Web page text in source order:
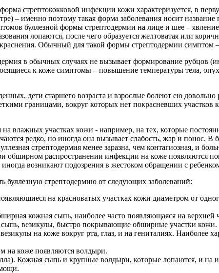
стрептококковой инфекции кожи характеризуется, в
– именно поэтому такая форма заболевания носит
буллезной формы стрептодермии на лице и шее –
лопаются, после чего образуется желтоватая или
Обычный для такой формы стрептодермии симптом
в обычных случаях не вызывает формирование рубцов
к коже симптомы – повышение температуры тела,
дети старшего возраста и взрослые болеют ею
границами, вокруг которых нет покрасневших участков
на влажных участках кожи - например, на тех, которые
редко, но иногда она вызывает слабость, жар и понос. В
стрептодермия менее заразна, чем контагиозная, и
обширном распространении инфекции на коже появляются
возникают подозрения в жестоком обращении с
буллезную стрептодермию от следующих заболеваний:
на красноватых участках кожи диаметром от
кожная сыпь, наиболее часто появляющаяся на верхней
везикулы, быстро покрывающие обширные участки кожи.
на коже вокруг рта, глаз, и на гениталиях. Наиболее
на коже появляются волдыри.
Кожная сыпь и крупные волдыри, которые лопаются, и на